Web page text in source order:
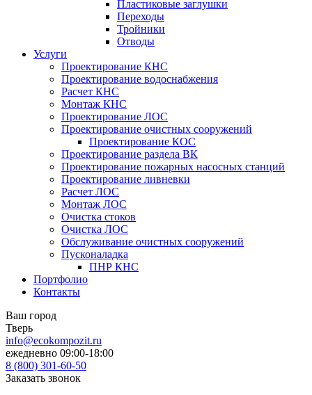
Пластиковые заглушки
Переходы
Тройники
Отводы
Услуги
Проектирование КНС
Проектирование водоснабжения
Расчет КНС
Монтаж КНС
Проектирование ЛОС
Проектирование очистных сооружений
Проектирование КОС
Проектирование раздела ВК
Проектирование пожарных насосных станций
Проектирование ливневки
Расчет ЛОС
Монтаж ЛОС
Очистка стоков
Очистка ЛОС
Обслуживание очистных сооружений
Пусконаладка
ПНР КНС
Портфолио
Контакты
Ваш город
Тверь
info@ecokompozit.ru
ежедневно 09:00-18:00
8 (800) 301-60-50
Заказать звонок